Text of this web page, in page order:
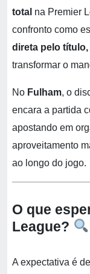
total na Premier
confronto como
direta pelo título,
transformar o
No Fulham, o
encara a partida
apostando em
aproveitamento
ao longo do jogo.
O que
League?
A expectativa é